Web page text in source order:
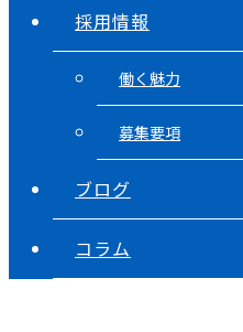
採用情報
働く魅力
募集要項
ブログ
コラム